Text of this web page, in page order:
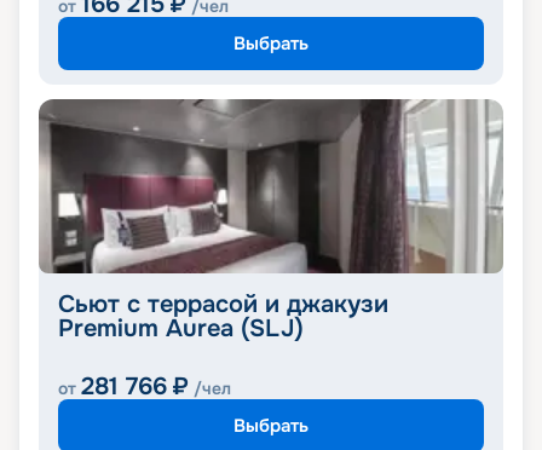
от /чел
Выбрать
Cьют с террасой и джакузи
Premium Aurea (SLJ)
от 281 766 ₽ /чел
Выбрать